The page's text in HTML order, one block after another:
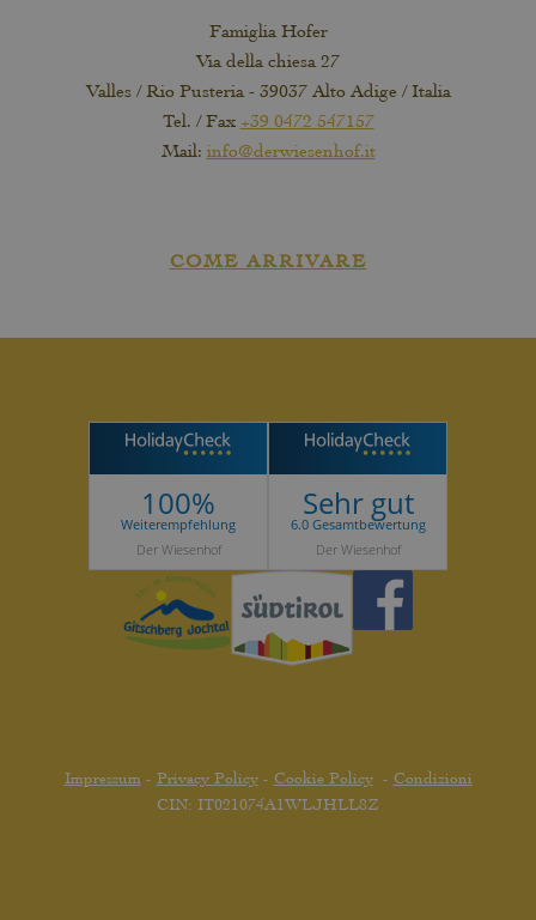
Famiglia Hofer
Via della chiesa 27
Valles / Rio Pusteria - 39037 Alto Adige / Italia
Tel. / Fax +39 0472 547157
Mail: info@derwiesenhof.it
COME ARRIVARE
100%
Weiterempfehlung
Der Wiesenhof
Sehr gut
6.0 Gesamtbewertung
Der Wiesenhof
Impressum- Privacy Policy- Cookie Policy- Condizioni
CIN: IT021074A1WLJHLL8Z